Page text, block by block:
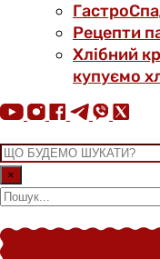
Рецепти
Хлібний
купуємо
×